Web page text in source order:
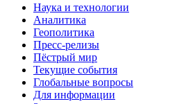
Наука и технологии
Аналитика
Геополитика
Пресс-релизы
Пёстрый мир
Текущие события
Глобальные вопросы
Для информации